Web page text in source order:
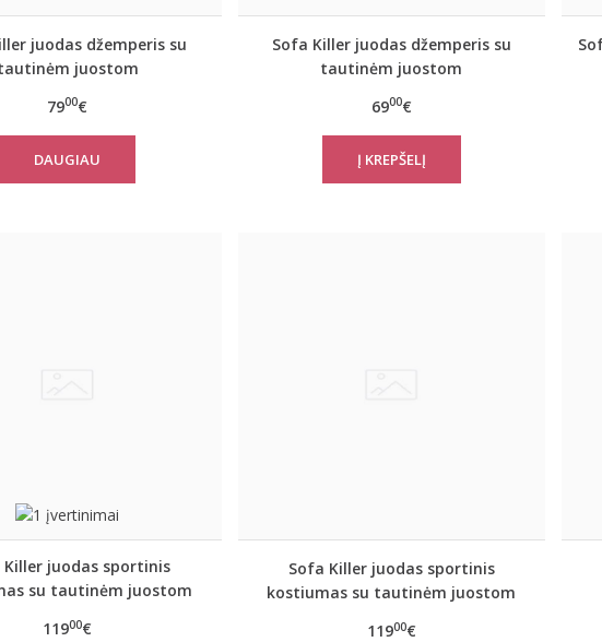
juodas džemperis su
juostom
7900€
DAUGIAU
Sofa Killer juodas džemperis su
tautinėm juostom
6900€
Killer juodas sportinis
su tautinėm juostom
11900€
Sofa Killer juodas sportinis
kostiumas su tautinėm juostom
11900€